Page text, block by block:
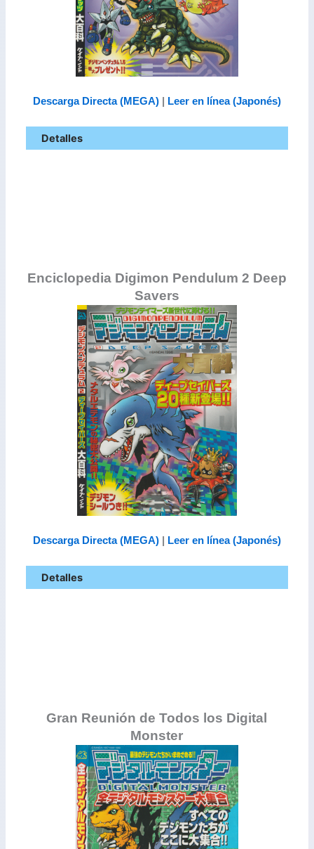
Descarga Directa (MEGA)| Leer en línea (Japonés)
Detalles
Enciclopedia Digimon Pendulum 2 Deep
Savers
Descarga Directa (MEGA)| Leer en línea (Japonés)
Detalles
Gran Reunión de Todos los Digital
Monster